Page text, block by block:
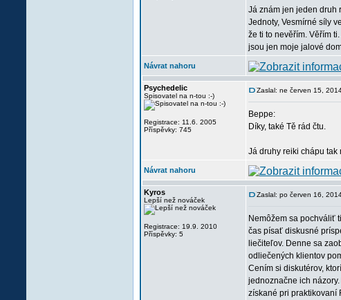
Já znám jen jeden druh
Jednoty, Vesmírné síly
že ti to nevěřím. Věřím
jsou jen moje jalové
Návrat nahoru
Psychedelic
Spisovatel na n-tou :-)
Registrace: 11.6. 2005
Příspěvky: 745
Zaslal: ne červen 15,
Beppe:
Díky, také Tě rád čtu.
Já druhy reiki chápu
Návrat nahoru
Kyros
Lepší než nováček
Registrace: 19.9. 2010
Příspěvky: 5
Zaslal: po červen 16,
Nemôžem sa pochváliť
čas písať diskusné
liečiteľov. Denne sa
odliečených klientov
Cením si diskutérov,
jednoznačne ich
získané pri praktikovaní